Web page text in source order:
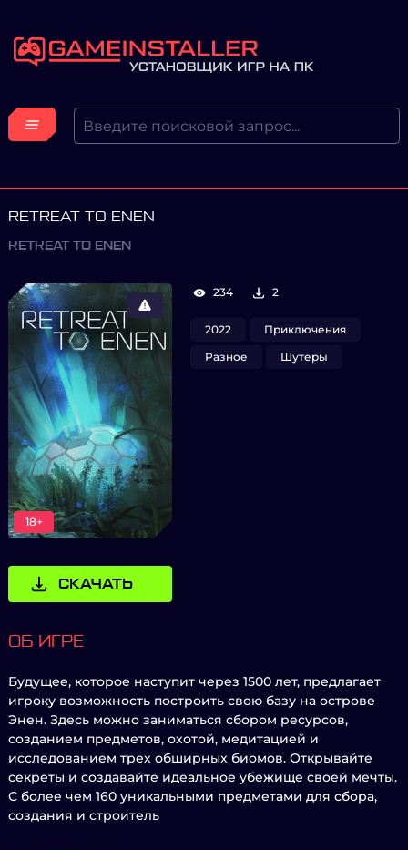
RETREAT TO ENEN
RETREAT TO ENEN
18+
СКАЧАТЬ
234 2
2022
Приключения
Разное
Шутеры
ОБ ИГРЕ
Будущее, которое наступит через 1500 лет, предлагает
игроку возможность построить свою базу на острове
Энен. Здесь можно заниматься сбором ресурсов,
созданием предметов, охотой, медитацией и
исследованием трех обширных биомов. Открывайте
секреты и создавайте идеальное убежище своей мечты.
С более чем 160 уникальными предметами для сбора,
создания и строитель